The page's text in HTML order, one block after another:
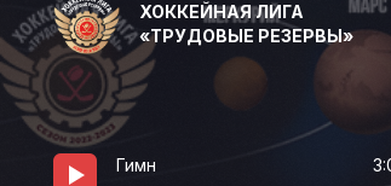
ХОККЕЙНАЯ ЛИГА
«ТРУДОВЫЕ РЕЗЕРВЫ»
Гимн